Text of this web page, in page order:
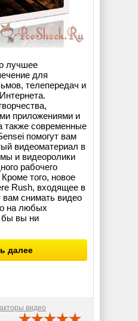
лучшее
для
телепередач и
приложениями и
также современные
помогут вам
видеоматериал в
и видеоролики
рабочего
того, новое
Rush, входящее в
вам снимать видео
на любых
бы вы ни
далее
видео